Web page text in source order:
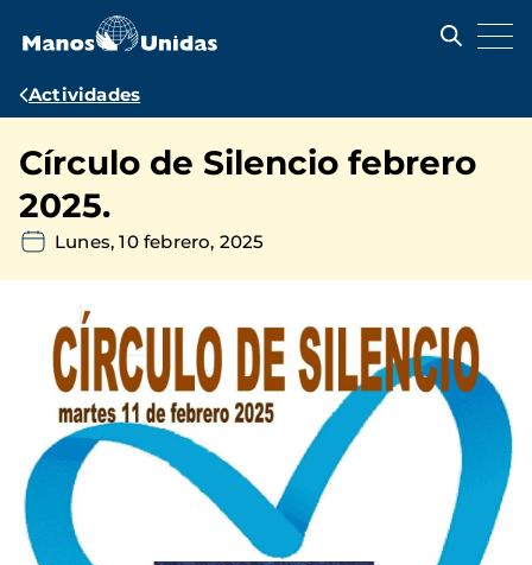
contenido
Ruta
navegación
Actividades
Círculo de Silencio febrero
2025.
Lunes, 10 febrero, 2025